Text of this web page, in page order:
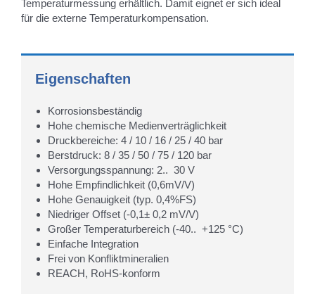
Temperaturmessung erhältlich. Damit eignet er sich ideal
für die externe Temperaturkompensation.
Eigenschaften
Korrosionsbeständig
Hohe chemische Medienverträglichkeit
Druckbereiche: 4 / 10 / 16 / 25 / 40 bar
Berstdruck: 8 / 35 / 50 / 75 / 120 bar
Versorgungsspannung: 2.. 30 V
Hohe Empfindlichkeit (0,6mV/V)
Hohe Genauigkeit (typ. 0,4%FS)
Niedriger Offset (-0,1± 0,2 mV/V)
Großer Temperaturbereich (-40.. +125 °C)
Einfache Integration
Frei von Konfliktmineralien
REACH, RoHS-konform